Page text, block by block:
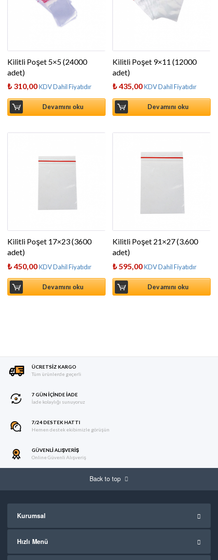
Kilitli Poşet 5×5 (24000
adet)
₺ 310,00KDV Dahil Fiyatıdır
Devamını oku
Kilitli Poşet 9×11 (12000
adet)
₺435,00KDV Dahil Fiyatıdır
Devamını oku
Kilitli Poşet 17×23 (3600
adet)
₺450,00KDV Dahil Fiyatıdır
Devamını oku
Kilitli Poşet 21×27 (3.600
adet)
₺ 595,00KDV Dahil Fiyatıdır
Devamını oku
ÜCRETSIZ KARGO
Tüm ürünlerde geçerli
7 GÜN IÇINDE İADE
İade kolaylığı sunuyoruz
7/24 DESTEK HATTI
Hemen destek ekibimizle görüşün
GÜVENLI ALIŞVERIŞ
Online Güvenli Alışveriş
Back to top
Kurumsal
Hızlı Menü